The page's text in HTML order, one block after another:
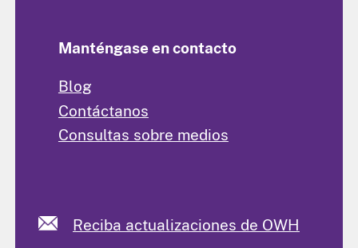
Manténgase en contacto
Blog
Contáctanos
Consultas sobre medios
Reciba actualizaciones de OWH